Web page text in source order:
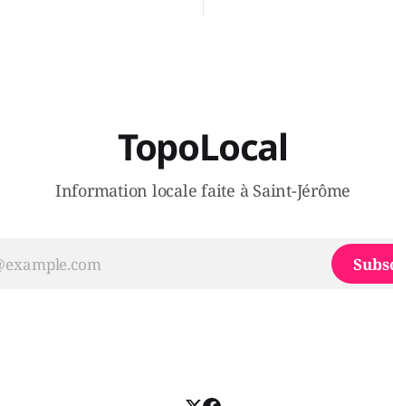
TopoLocal
Information locale faite à Saint-Jérôme